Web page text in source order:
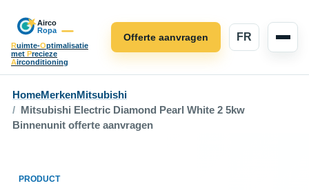
Ruimte-Optimalisatie
met Precieze
Airconditioning
FR
Offerte aanvragen
HomeMerkenMitsubishi
Mitsubishi Electric Diamond Pearl White 2 5kw
Binnenunit offerte aanvragen
PRODUCT